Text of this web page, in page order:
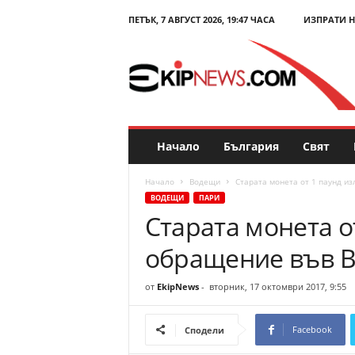
ПЕТЪК, 7 АВГУСТ 2026, 19:47 ЧАСА ИЗПРАТИ
E
p
N
н
Начало България Свят
Начало Водещи Старата монета от 1 паунд
ВОДЕЩИ ПАРИ
Старата монета
обращение във
от EkipNews- вторник, 17 октомври 2017, 9:55
Сподели Facebook